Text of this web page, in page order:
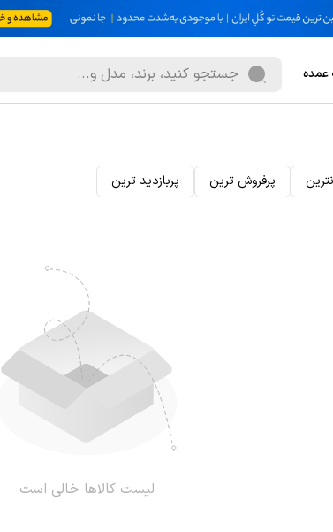
عمده
پرفروش ترین پربازدید ترین
لیست کالاها خالی است